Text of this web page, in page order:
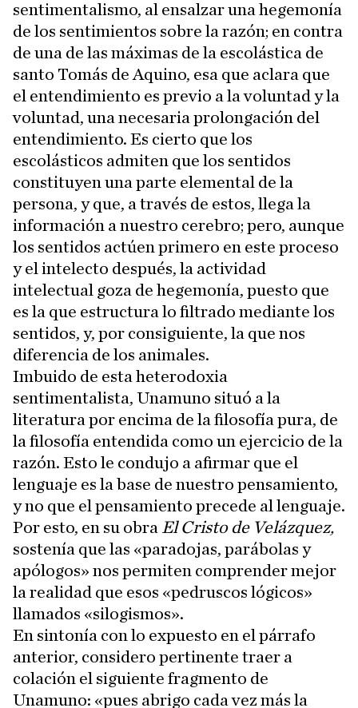
sentimentalismo, al ensalzar una hegemonía
de los sentimientos sobre la razón; en contra
de una de las máximas de la escolástica de
santo Tomás de Aquino, esa que aclara que
el entendimiento es previo a la voluntad y la
voluntad, una necesaria prolongación del
entendimiento. Es cierto que los
escolásticos admiten que los sentidos
constituyen una parte elemental de la
persona, y que, a través de estos, llega la
información a nuestro cerebro; pero, aunque
los sentidos actúen primero en este proceso
y el intelecto después, la actividad
intelectual goza de hegemonía, puesto que
es la que estructura lo filtrado mediante los
sentidos, y, por consiguiente, la que nos
diferencia de los animales.
Imbuido de esta heterodoxia
sentimentalista, Unamuno situó a la
literatura por encima de la filosofía pura, de
la filosofía entendida como un ejercicio de la
razón. Esto le condujo a afirmar que el
lenguaje es la base de nuestro pensamiento,
y no que el pensamiento precede al lenguaje.
Por esto, en su obra El Cristo de Velázquez,
sostenía que las «paradojas, parábolas y
apólogos» nos permiten comprender mejor
la realidad que esos «pedruscos lógicos»
llamados «silogismos».
En sintonía con lo expuesto en el párrafo
anterior, considero pertinente traer a
colación el siguiente fragmento de
Unamuno: «pues abrigo cada vez más la